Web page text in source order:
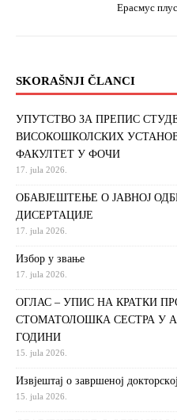
Ерасмус
SKORAŠNJI ČLANCI
УПУТСТВО ЗА ПРЕПИС
ВИСОКОШКОЛСКИХ
ФАКУЛТЕТ У ФОЧИ
17. jula 2026.
ОБАВЈЕШТЕЊЕ О ЈАВНОЈ
ДИСЕРТАЦИЈЕ
17. jula 2026.
Избор у звање
17. jula 2026.
ОГЛАС – УПИС НА КРАТКИ
СТОМАТОЛОШКА СЕСТРА У
ГОДИНИ
15. jula 2026.
Извjeштaj o зaвршeнoj
15. jula 2026.